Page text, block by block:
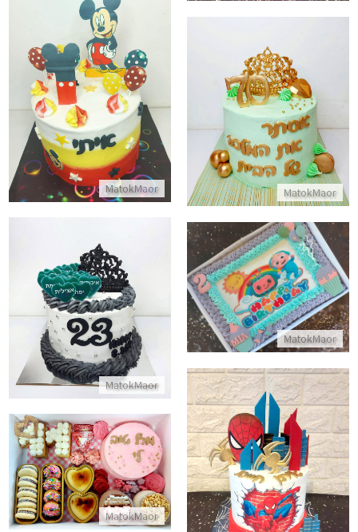
MatokMaor
עוגת מיקי מאוס לגיל שנה
התקשר/י
MatokMaor
עוגה לאשה המלכה של הבית
התקשר/י
MatokMaor
עוגת כל הסיבות לאהוב
התקשר/י
MatokMaor
עוגת גן קוקומלון יום הולדת שנתיים
התקשר/י
עוגת ספיידרמן בעיר ליום הולדת 5
התקשר/י
MatokMaor
מארז מתוק לי
התקשר/י